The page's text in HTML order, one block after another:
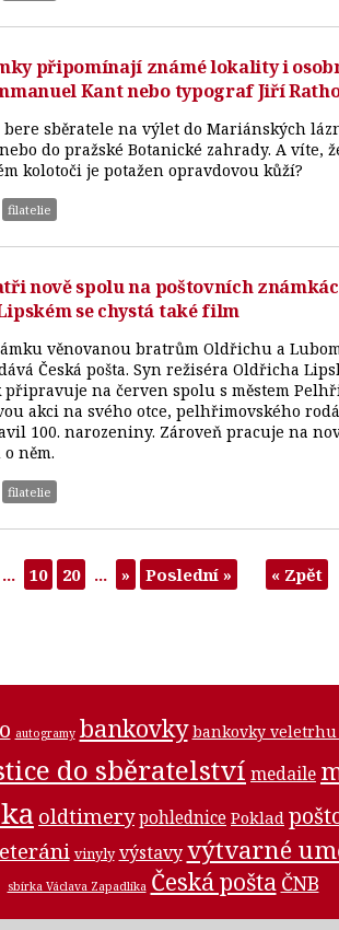
připomínají známé lokality i
Kant nebo typograf Jiří
bere sběratele na výlet do Mariánských
do pražské Botanické zahrady. A víte,
kolotoči je potažen opravdovou kůží?
filatelie
nově spolu na poštovních
se chystá také film
věnovanou bratrům Oldřichu a
Česká pošta. Syn režiséra Oldřicha
připravuje na červen spolu s městem
akci na svého otce, pelhřimovského
100. narozeniny. Zároveň pracuje na
něm.
filatelie
... 10 20 ... » Poslední » « Zpět
autogramy bankovky bankovky veletrhu
do sběratelství medaile
oldtimerypohlednice Poklad
vinyly výstavy výtvarné
sbírka Václava Zapadlíka Česká pošta ČNB